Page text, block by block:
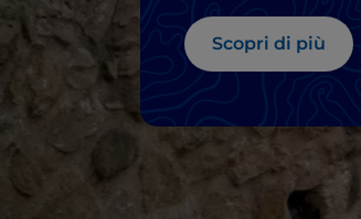
Scopri di più